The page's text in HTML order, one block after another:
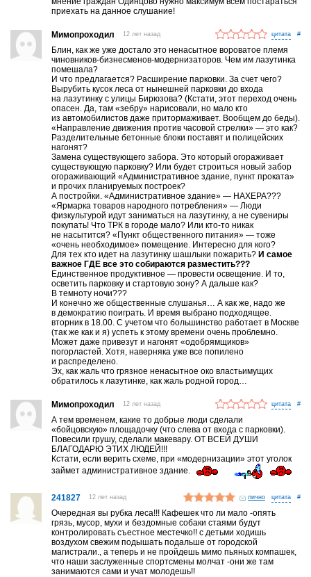
приехать на данное слушание!
Мимопроходил 12 лет назад #
Блин, как же уже достало это ненасытное вороватое племя
чиновников-бизнесменов-модернизаторов. Чем им лазутинка
помешала?
И что предлагается? Расширение парковки. За счет чего?
Вырубить кусок леса от нынешней парковки до входа
на лазутинку с улицы Бирюзова? (Кстати, этот переход очень
опасен. Да, там «зебру» нарисовали, но мало кто
из автомобилистов даже притормаживает. Вообщем до беды).
«Направление движения против часовой стрелки» — это как?
Разделительные бетонные блоки поставят и полицейских
нагонят?
Замена существующего забора. Это который огораживает
существующую парковку? Или будет строиться новый забор
огораживающий «Административное здание, пункт проката»
и прочих планируемых построек?
А постройки. «Административное здание» — НАХЕРА???
«Ярмарка товаров народного потребления» — Люди
физкультурой идут заниматься на лазутинку, а не сувениры
покупать! Что ТРК в городе мало? Или кто-то никак
не насытится? «Пункт общественного питания» — тоже
«очень необходимое» помещение. Интересно для кого?
Для тех кто идет на лазутинку шашлыки пожарить?И самое
важное ГДЕ все это собираются разместить???
Единственное продуктивное — провести освещение. И то,
осветить парковку и стартовую зону? А дальше как?
В темноту ночи???
И конечно же общественные слушанья… А как же, надо же
в демократию поиграть. И время выбрано подходящее.
вторник в 18.00. С учетом что большинство работает в Москве
(так же как и я) успеть к этому времени очень проблемно.
Может даже привезут и нагонят «одобрямщиков»
погорластей. Хотя, наверняка уже все попилено
и распределено.
Эх, как жаль что грязное ненасытное око властьимущих
обратилось к лазутинке, как жаль родной город…
Мимопроходил 12 лет назад #
А тем временем, какие то добрые люди сделали
«бойцовскую» площадочку (что слева от входа с парковки).
Повесили грушу, сделали макевару. ОТ ВСЕЙ ДУШИ
БЛАГОДАРЮ ЭТИХ ЛЮДЕЙ!!!
Кстати, если верить схеме, при «модернизации» этот уголок
займет административное здание.
241827 12 лет назад лично #
Очередная вы рубка леса!!! Кафешек что ли мало -опять
грязь, мусор, мухи и бездомные собаки стаями будут
контролировать съестное местечко!! с детьми ходишь
воздухом свежим подышать подальше от городской
магистрали., а теперь и не пройдешь мимо пьяных компашек,
что наши заслуженные спортсмены молчат -они же там
занимаются сами и учат молодешь!!